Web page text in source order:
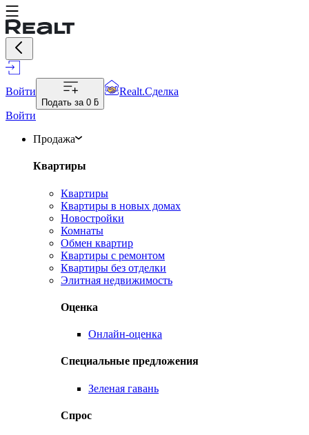
Войти
Подать за 0 ƃ
Realt.Сделка
Войти
Продажа
Квартиры
Квартиры
Квартиры в новых домах
Новостройки
Комнаты
Обмен квартир
Квартиры с ремонтом
Квартиры без отделки
Элитная недвижимость
Оценка
Онлайн-оценка
Специальные предложения
Зеленая гавань
Спрос